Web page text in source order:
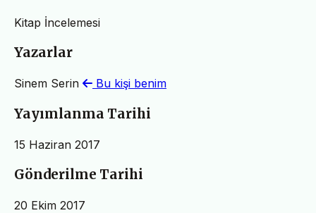
Kitap İncelemesi
Yazarlar
Sinem Serin Bu kişi benim
Yayımlanma Tarihi
15 Haziran 2017
Gönderilme Tarihi
20 Ekim 2017